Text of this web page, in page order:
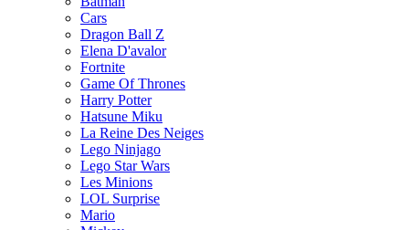
Cars
Dragon Ball Z
Elena D'avalor
Fortnite
Game Of Thrones
Harry Potter
Hatsune Miku
La Reine Des Neiges
Lego Ninjago
Lego Star Wars
Les Minions
LOL Surprise
Mario